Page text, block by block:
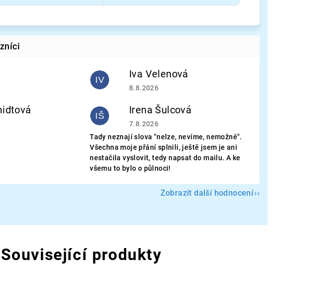
je 5 z 5 hvězdiček. IV Iva Velenová
Hodnocení obchodu je 5 z 5 hvězdiček.
8.8.2026
je 5 z 5 hvězdiček. IŠ Irena Šulcová
Hodnocení obchodu je 5 z 5 hvězdiček.
7.8.2026
Tady neznají slova "nelze, nevíme, nemožné".
Všechna moje přání splnili, ještě jsem je ani
nestačila vyslovit, tedy napsat do mailu. A ke
všemu to bylo o půlnoci!
Zobrazit další hodnocení
Související produkty